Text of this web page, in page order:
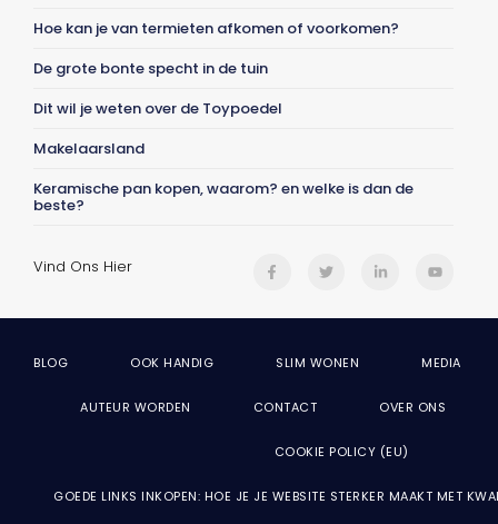
Hoe kan je van termieten afkomen of voorkomen?
De grote bonte specht in de tuin
Dit wil je weten over de Toypoedel
Makelaarsland
Keramische pan kopen, waarom? en welke is dan de
beste?
Vind Ons Hier
BLOG OOK HANDIG SLIM WONEN MEDIA
AUTEUR WORDEN CONTACT OVER ONS
COOKIE POLICY (EU)
GOEDE LINKS INKOPEN: HOE JE JE WEBSITE STERKER MAAKT MET